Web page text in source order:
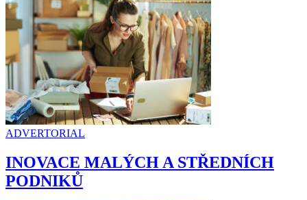
ADVERTORIAL
INOVACE MALÝCH A STŘEDNÍCH
PODNIKŮ